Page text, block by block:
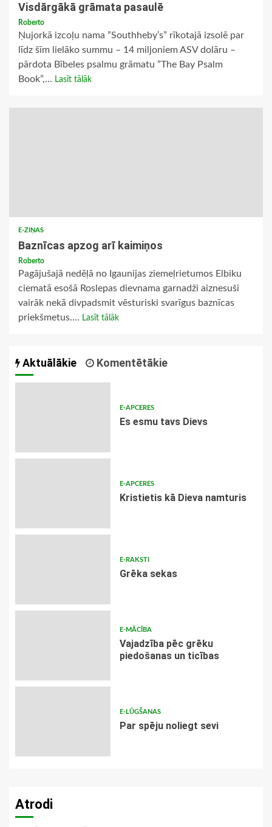
Visdārgākā grāmata pasaulē
Roberto
Ņujorkā izcoļu nama ”Southheby’s” rīkotajā izsolē par
līdz šīm lielāko summu – 14 miljoniem ASV dolāru –
pārdota Bībeles psalmu grāmatu ”The Bay Psalm
Book”,... Lasīt tālāk
E-ZIŅAS
Baznīcas apzog arī kaimiņos
Roberto
Pagājušajā nedēļā no Igaunijas ziemeļrietumos Elbiku
ciematā esošā Roslepas dievnama garnadži aiznesuši
vairāk nekā divpadsmit vēsturiski svarīgus baznīcas
priekšmetus.... Lasīt tālāk
Aktuālākie Komentētākie
E-APCERES
Es esmu tavs Dievs
E-APCERES
Kristietis kā Dieva namturis
E-RAKSTI
Grēka sekas
E-MĀCĪBA
Vajadzība pēc grēku
piedošanas un ticības
E-LŪGŠANAS
Par spēju noliegt sevi
Atrodi